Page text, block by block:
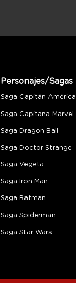
Personajes/Sagas
Saga Capitán América
Saga Capitana Marvel
Saga Dragon Ball
Saga Doctor Strange
Saga Vegeta
Saga Iron Man
Saga Batman
Saga Spiderman
Saga Star Wars